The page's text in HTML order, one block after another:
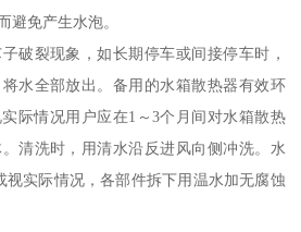
避免产生水泡。
破裂现象，如长期停车或间接停车时，
水全部放出。备用的水箱散热器有效环
际情况用户应在1～3个月间对水箱散热
清洗时，用清水沿反进风向侧冲洗。水
视实际情况，各部件拆下用温水加无腐蚀